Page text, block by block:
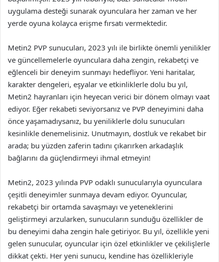
uygulama desteği sunarak oyunculara her zaman ve her
yerde oyuna kolayca erişme fırsatı vermektedir.
Metin2 PVP sunucuları, 2023 yılı ile birlikte önemli yenilikler
ve güncellemelerle oyunculara daha zengin, rekabetçi ve
eğlenceli bir deneyim sunmayı hedefliyor. Yeni haritalar,
karakter dengeleri, eşyalar ve etkinliklerle dolu bu yıl,
Metin2 hayranları için heyecan verici bir dönem olmayı vaat
ediyor. Eğer rekabeti seviyorsanız ve PVP deneyimini daha
önce yaşamadıysanız, bu yeniliklerle dolu sunucuları
kesinlikle denemelisiniz. Unutmayın, dostluk ve rekabet bir
arada; bu yüzden zaferin tadını çıkarırken arkadaşlık
bağlarını da güçlendirmeyi ihmal etmeyin!
Metin2, 2023 yılında PVP odaklı sunucularıyla oyunculara
çeşitli deneyimler sunmaya devam ediyor. Oyuncular,
rekabetçi bir ortamda savaşmayı ve yeteneklerini
geliştirmeyi arzularken, sunucuların sunduğu özellikler de
bu deneyimi daha zengin hale getiriyor. Bu yıl, özellikle yeni
gelen sunucular, oyuncular için özel etkinlikler ve çekilişlerle
dikkat çekti. Her yeni sunucu, kendine has özellikleriyle